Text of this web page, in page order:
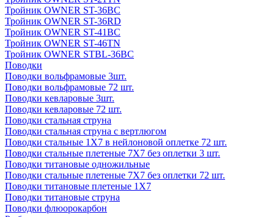
Тройник OWNER ST-36BC
Тройник OWNER ST-36RD
Тройник OWNER ST-41BC
Тройник OWNER ST-46TN
Тройник OWNER STBL-36BC
Поводки
Поводки вольфрамовые 3шт.
Поводки вольфрамовые 72 шт.
Поводки кевларовые 3шт.
Поводки кевларовые 72 шт.
Поводки стальная струна
Поводки стальная струна с вертлюгом
Поводки стальные 1X7 в нейлоновой оплетке 72 шт.
Поводки стальные плетеные 7X7 без оплетки 3 шт.
Поводки титановые одножильные
Поводки стальные плетеные 7X7 без оплетки 72 шт.
Поводки титановые плетеные 1X7
Поводки титановые струна
Поводки флюорокарбон